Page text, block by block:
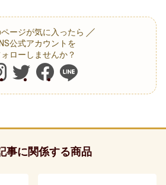
20代女性
30代女性
40代女性
ージが気に入ったら
公式アカウントを
ォローしませんか？
事に関係する商品